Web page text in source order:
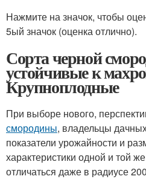
Нажмите на значок, чтобы
5ый значок (оценка отлично).
Сорта черной
устойчивые к
Крупноплодные
При выборе нового,
смородины, владельцы
показатели урожайности и
характеристики одной и той
отличаться даже в радиусе